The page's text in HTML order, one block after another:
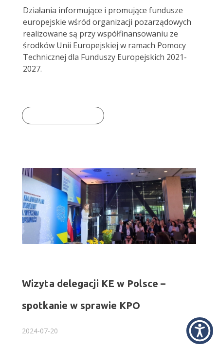
Działania informujące i promujące fundusze
europejskie wśród organizacji pozarządowych
realizowane są przy współfinansowaniu ze
środków Unii Europejskiej w ramach Pomocy
Technicznej dla Funduszy Europejskich 2021-
2027.
Wizyta delegacji KE w Polsce –
spotkanie w sprawie KPO
2024-07-20